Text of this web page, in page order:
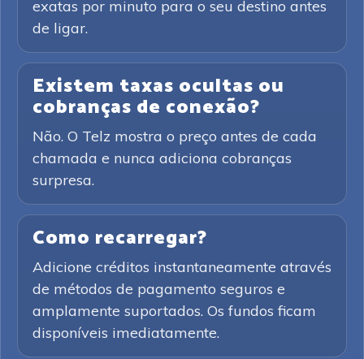
exatas por minuto para o seu destino antes
de ligar.
Existem taxas ocultas ou
cobranças de conexão?
Não. O Telz mostra o preço antes de cada
chamada e nunca adiciona cobranças
surpresa.
Como recarregar?
Adicione créditos instantaneamente através
de métodos de pagamento seguros e
amplamente suportados. Os fundos ficam
disponíveis imediatamente.